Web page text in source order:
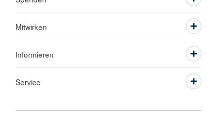
Mitwirken
Informieren
Service